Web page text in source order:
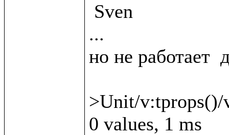
...
но не работает
>Unit/v:tprops()/
0 values, 1 ms